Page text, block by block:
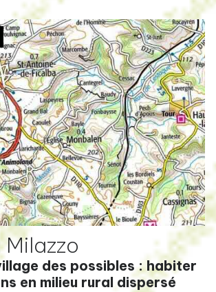
des possibles : habiter
en milieu rural dispersé